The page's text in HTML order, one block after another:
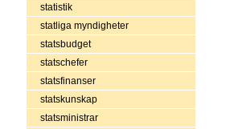
statistik
statliga myndigheter
statsbudget
statschefer
statsfinanser
statskunskap
statsministrar